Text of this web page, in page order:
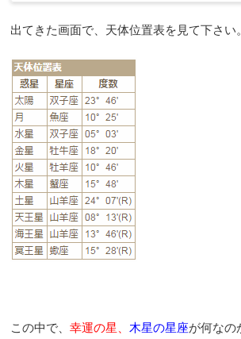
出てきた画面で、天体位置表を見て下さい。
この中で、 幸運の星、 木星の星座が何なの